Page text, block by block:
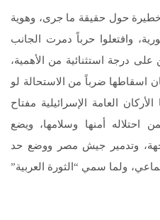
خطيرة حول حقيقة ما جرى، وهوية
وافتعلوا حرباً دمرت الجانب
على درجة استثنائية من الأهمية،
اسقاطها ضرباً من الاستحالة لو
العامة الإسرائيلية مفتاح
احتلاله أمنها وسلامها، ويضع
وتدمير جيش مصر ووضع حد
ولما سمي “الثورة العربية”